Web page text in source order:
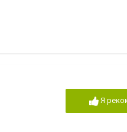
Я